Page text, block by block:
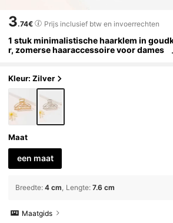
3.74€ Prijs inclusief btw en invoerrechten
1 stuk minimalistische haarklem in
r, zomerse haaraccessoire voor dames
Kleur: Zilver
Maat
een maat
Breedte: 4 cm Lengte: 7.6 cm
Maatgids